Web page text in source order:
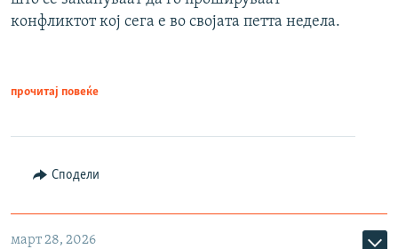
конфликтот кој сега е во својата петта недела.
прочитај повеќе
Сподели
март 28, 2026